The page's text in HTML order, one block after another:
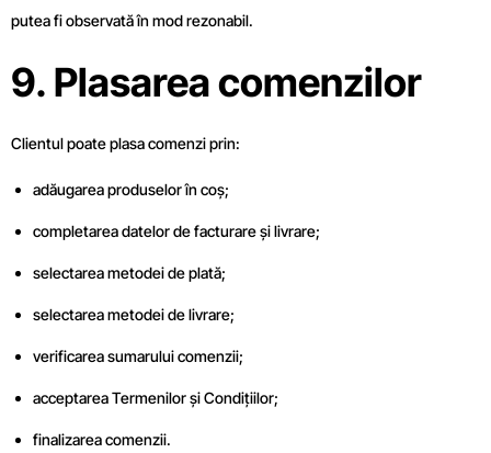
putea fi observată în mod rezonabil.
9. Plasarea comenzilor
Clientul poate plasa comenzi prin:
adăugarea produselor în coș;
completarea datelor de facturare și livrare;
selectarea metodei de plată;
selectarea metodei de livrare;
verificarea sumarului comenzii;
acceptarea Termenilor și Condițiilor;
finalizarea comenzii.